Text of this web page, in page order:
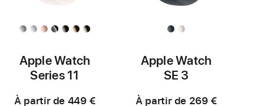
Apple Watch
Series 11
À partir de 449 €
Apple Watch
SE 3
À partir de 269 €